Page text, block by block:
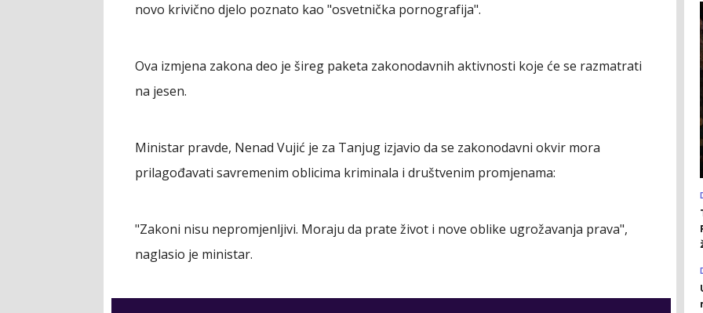
novo krivično djelo poznato kao "osvetnička pornografija".
Ova izmjena zakona deo je šireg paketa zakonodavnih aktivnosti koje će se razmatrati
na jesen.
Ministar pravde, Nenad Vujić je za Tanjug izjavio da se zakonodavni okvir mora
prilagođavati savremenim oblicima kriminala i društvenim promjenama:
"Zakoni nisu nepromjenljivi. Moraju da prate život i nove oblike ugrožavanja prava",
naglasio je ministar.